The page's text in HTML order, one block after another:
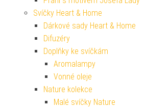
Svíčky Heart & Home
Dárkové sady Heart & Home
Difuzéry
Doplňky ke svíčkám
Aromalampy
Vonné oleje
Nature kolekce
Malé svíčky Nature